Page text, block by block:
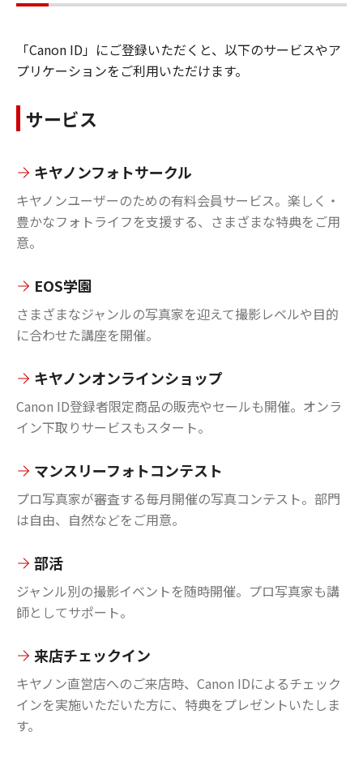
「Canon ID」にご登録いただくと、以下のサービスやア
プリケーションをご利用いただけます。
サービス
キヤノンフォトサークル
キヤノンユーザーのための有料会員サービス。楽しく・
豊かなフォトライフを支援する、さまざまな特典をご用
意。
EOS学園
さまざまなジャンルの写真家を迎えて撮影レベルや目的
に合わせた講座を開催。
キヤノンオンラインショップ
Canon ID登録者限定商品の販売やセールも開催。オンラ
イン下取りサービスもスタート。
マンスリーフォトコンテスト
プロ写真家が審査する毎月開催の写真コンテスト。部門
は自由、自然などをご用意。
部活
ジャンル別の撮影イベントを随時開催。プロ写真家も講
師としてサポート。
来店チェックイン
キヤノン直営店へのご来店時、Canon IDによるチェック
インを実施いただいた方に、特典をプレゼントいたしま
す。